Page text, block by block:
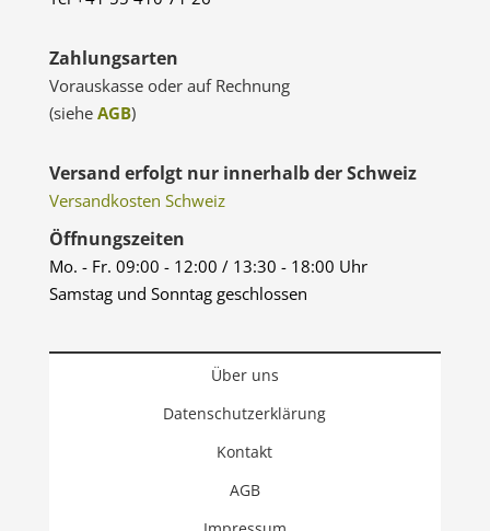
Zahlungsarten
Vorauskasse oder auf Rechnung
(siehe AGB)
Versand erfolgt nur innerhalb der Schweiz
Versandkosten Schweiz
Öffnungszeiten
Mo. - Fr. 09:00 - 12:00 / 13:30 - 18:00 Uhr
Samstag und Sonntag geschlossen
Über uns
Datenschutzerklärung
Kontakt
AGB